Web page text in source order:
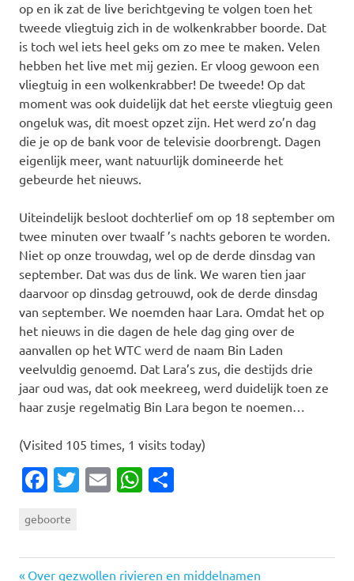
op en ik zat de live berichtgeving te volgen toen het
tweede vliegtuig zich in de wolkenkrabber boorde. Dat
is toch wel iets heel geks om zo mee te maken. Velen
hebben het live met mij gezien. Er vloog gewoon een
vliegtuig in een wolkenkrabber! De tweede! Op dat
moment was ook duidelijk dat het eerste vliegtuig geen
ongeluk was, dit moest opzet zijn. Het werd zo’n dag
die je op de bank voor de televisie doorbrengt. Dagen
eigenlijk meer, want natuurlijk domineerde het
gebeurde het nieuws.
Uiteindelijk besloot dochterlief om op 18 september om
twee minuten over twaalf ’s nachts geboren te worden.
Niet op onze trouwdag, wel op de derde dinsdag van
september. Dat was dus de link. We waren tien jaar
daarvoor op dinsdag getrouwd, ook de derde dinsdag
van september. We noemden haar Lara. Omdat het op
het nieuws in die dagen de hele dag ging over de
aanvallen op het WTC werd de naam Bin Laden
veelvuldig genoemd. Dat Lara’s zus, die destijds drie
jaar oud was, dat ook meekreeg, werd duidelijk toen ze
haar zusje regelmatig Bin Lara begon te noemen…
(Visited 105 times, 1 visits today)
Facebook
Twitter
EmailWhatsApp
geboorte
Vorige
Over gezwollen rivieren en middelnamen